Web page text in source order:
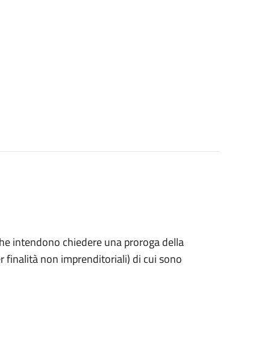
intendono chiedere una proroga della
finalità non imprenditoriali) di cui sono